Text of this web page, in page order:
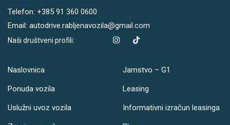
Telefon: +385 91 360 0600
Email: autodrive.rabljenavozila@gmail.com
Naši društveni profili:
Naslovnica
Ponuda vozila
Uslužni uvoz vozila
Jamstvo – G1
Leasing
Informativni izračun leasinga